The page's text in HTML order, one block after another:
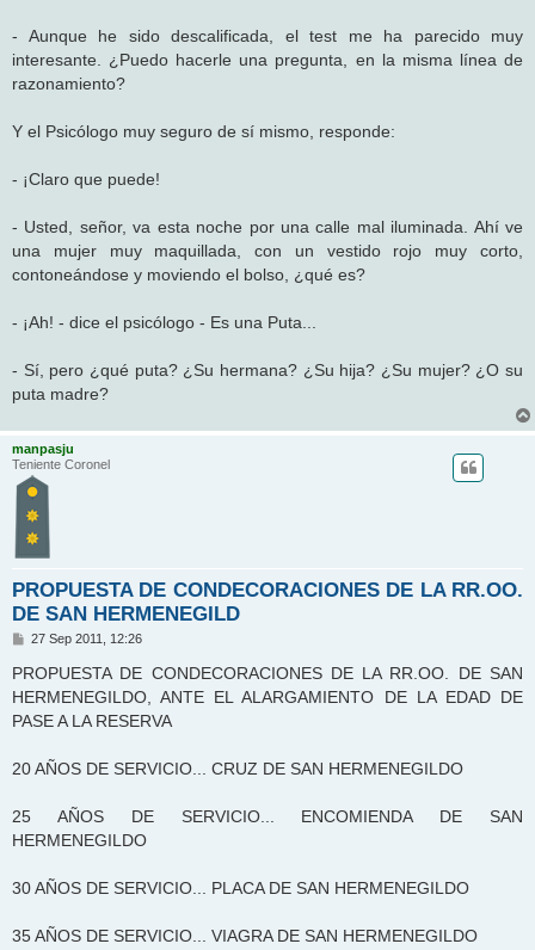
- Aunque he sido descalificada, el test me ha parecido muy
interesante. ¿Puedo hacerle una pregunta, en la misma línea de
razonamiento?
Y el Psicólogo muy seguro de sí mismo, responde:
- ¡Claro que puede!
- Usted, señor, va esta noche por una calle mal iluminada. Ahí ve
una mujer muy maquillada, con un vestido rojo muy corto,
contoneándose y moviendo el bolso, ¿qué es?
- ¡Ah! - dice el psicólogo - Es una Puta...
- Sí, pero ¿qué puta? ¿Su hermana? ¿Su hija? ¿Su mujer? ¿O su
puta madre?
manpasju
Teniente Coronel
PROPUESTA DE CONDECORACIONES DE LA RR.OO.
DE SAN HERMENEGILD
M
n
a
j
e
27 Sep 2011, 12:26
PROPUESTA DE CONDECORACIONES DE LA RR.OO. DE SAN
HERMENEGILDO, ANTE EL ALARGAMIENTO DE LA EDAD DE
PASE A LA RESERVA
20 AÑOS DE SERVICIO... CRUZ DE SAN HERMENEGILDO
25 AÑOS DE SERVICIO... ENCOMIENDA DE SAN
HERMENEGILDO
30 AÑOS DE SERVICIO... PLACA DE SAN HERMENEGILDO
35 AÑOS DE SERVICIO... VIAGRA DE SAN HERMENEGILDO